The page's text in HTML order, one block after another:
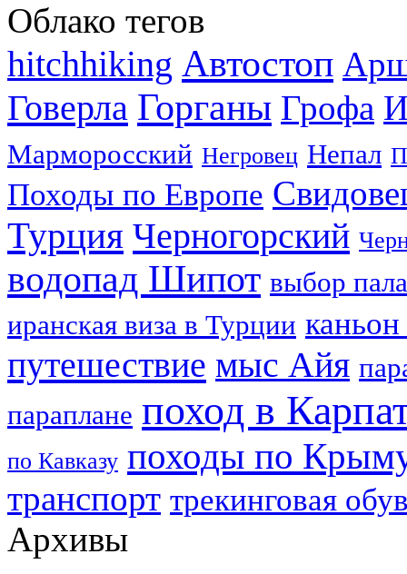
Облако тегов
hitchhiking Автостоп
Говерла Горганы Грофа
Марморосский Негровец Непал
Походы по Европе
Турция Черногорский
водопад Шипот выбор
иранская виза в Турции
путешествие мыс Айя
параплане поход в
по Кавказу походы по
транспорт трекинговая
Архивы